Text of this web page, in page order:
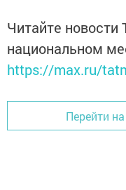
Читайте новости
национальном
https://max.ru/
Перейти